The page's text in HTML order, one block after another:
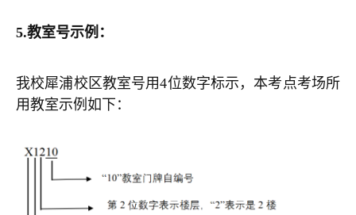
5.教室号示例：
我校犀浦校区教室号用4位数字标示，本考点考场所
用教室示例如下：